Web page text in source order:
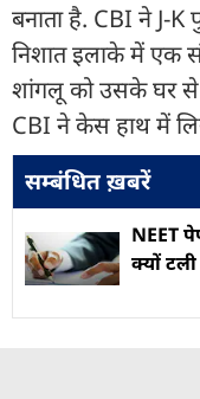
बनाता है. CBI ने J-
निशात इलाके में
शांगलू को उसके घर से
CBI ने केस हाथ में
सम्बंधित ख़बरें
NEET
क्यों